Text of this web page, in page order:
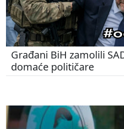
Građani BiH zamolili
domaće političare